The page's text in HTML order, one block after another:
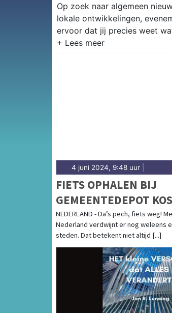
Op zoek naar algemeen
lokale ontwikkelingen,
ervoor dat jij precies weet
Van werkzaamheden op de
de regio Noordenveld en het
4 juni 2024, 9:48 uur
FIETS OPHALEN BIJ
GEMEENTEDEPOT
50 EURO
NEDERLAND - Da’s pech, fiets weg!
Nederland verdwijnt er nog weleens
steden. Dat betekent niet altijd [...]